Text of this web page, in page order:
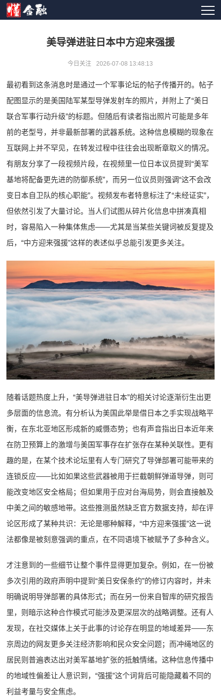
美导弹进驻日本中方迎来强援
今日关注 2026-07-08 13:48:13
最初看到这条消息时是通过一个军事论坛的帖子传播开的。帖子
配图显示的是美国陆军某型导弹发射车的照片，并附上了“美日
联合军事行动升级”的标题。但随后有读者指出照片可能是多年
前的老型号，并非最新部署的武器系统。这种信息模糊的现象在
互联网上并不罕见，在转发过程中往往会出现断章取义的情况。
有朋友分享了一段视频片段，在视频里一位日本议员提到“美军
基地将配备更先进的防御系统”，而另一位议员则强调“这不会改
变日本自卫队的核心职能”。视频发布者特意标注了“未经证实”，
但依然引发了大量讨论。当人们试图从碎片化信息中拼凑真相
时，容易陷入一种集体焦虑——尤其是当某些关键词被反复提及
后，“中方迎来强援”这样的表述似乎总能引发更多关注。
随着话题热度上升，“美导弹进驻日本”的相关讨论逐渐衍生出更
多层面的信息流。有分析认为美国此举是借日本之手实现战略平
衡，在东北亚地区形成新的威慑态势；也有声音指出日本近年来
在防卫预算上的激增与美国军事存在扩张存在某种关联性。更有
趣的是，在某个技术论坛里有人专门研究了导弹部署可能带来的
连锁反应——比如如果这些武器被用于拦截朝鲜弹道导弹，则可
能改变地区安全格局；但如果用于应对台海局势，则会直接触及
中美之间的敏感地带。这些推测虽然缺乏官方数据支持，却在评
论区形成了某种共识：无论是哪种解释，“中方迎来强援”这一说
法都像是被刻意强调的重点，在不同语境下被赋予了多种含义。
才注意到的一些细节让整个事件显得更加复杂。例如，在一份被
多次引用的政府声明中提到“美日安保条约”的修订内容时，并未
明确说明导弹部署的具体形式；而在另一份来自智库的研究报告
里，则暗示这种合作模式可能涉及更深层次的战略调整。还有人
发现，在社交媒体上关于此事的讨论存在明显的地域差异——东
京周边的网友更多关注经济影响和民众安全问题；而冲绳地区的
居民则普遍表达出对美军基地扩张的抵触情绪。这种信息传播中
的地域性偏差让人意识到，“强援”这个词背后可能隐藏着不同的
利益考量与安全焦虑。